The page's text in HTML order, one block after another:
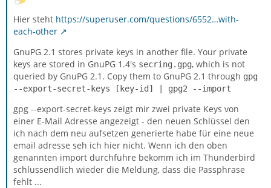
Hier steht https://superuser.com/questions/6552…with-
each-other
GnuPG 2.1 stores private keys in another file. Your private
keys are stored in GnuPG 1.4's secring.gpg, which is not
queried by GnuPG 2.1. Copy them to GnuPG 2.1 through gpg
--export-secret-keys [key-id] | gpg2 --import
gpg --export-secret-keys zeigt mir zwei private Keys von
einer E-Mail Adresse angezeigt - den neuen Schlüssel den
ich nach dem neu aufsetzen generierte habe für eine neue
email adresse seh ich hier nicht. Wenn ich den oben
genannten import durchführe bekomm ich im Thunderbird
schlussendlich wieder die Meldung, dass die Passphrase
fehlt ...